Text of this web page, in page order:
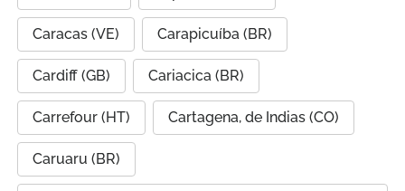
Caracas (VE) Carapicuíba (BR)
Cardiff (GB) Cariacica (BR)
Carrefour (HT) Cartagena, de Indias (CO)
Caruaru (BR)